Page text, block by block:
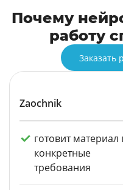
Почему
работу
Заказать
Zaochnik
готовит материал
конкретные
требования